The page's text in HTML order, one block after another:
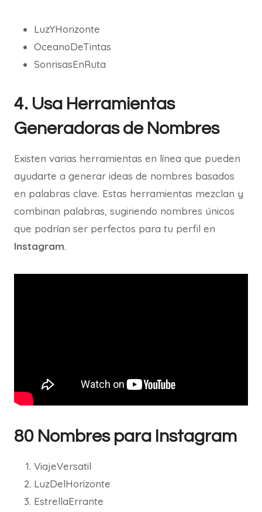
LuzYHorizonte
OceanoDeTintas
SonrisasEnRuta
4. Usa Herramientas
Generadoras de Nombres
Existen varias herramientas en línea que pueden
ayudarte a generar ideas de nombres basados
en palabras clave. Estas herramientas mezclan y
combinan palabras, sugiriendo nombres únicos
que podrían ser perfectos para tu perfil en
Instagram.
80 Nombres para Instagram
ViajeVersatil
LuzDelHorizonte
EstrellaErrante